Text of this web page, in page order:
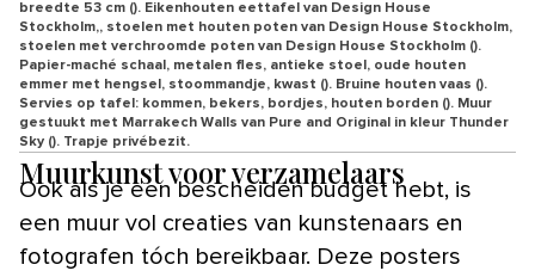
breedte 53 cm (). Eikenhouten eettafel van Design House
Stockholm,, stoelen met houten poten van Design House Stockholm,
stoelen met verchroomde poten van Design House Stockholm ().
Papier-maché schaal, metalen fles, antieke stoel, oude houten
emmer met hengsel, stoommandje, kwast (). Bruine houten vaas ().
Servies op tafel: kommen, bekers, bordjes, houten borden (). Muur
gestuukt met Marrakech Walls van Pure and Original in kleur Thunder
Sky (). Trapje privébezit.
Muurkunst voor verzamelaars
Ook als je een bescheiden budget hebt, is
een muur vol creaties van kunstenaars en
fotografen tóch bereikbaar. Deze posters